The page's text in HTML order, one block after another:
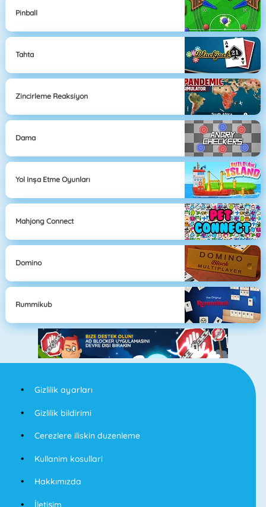
Pinball
Tahta
Zincirleme Reaksiyon
Dama
Yol Inşa Etme Oyunları
Mahjong Connect
Domino
Rummikub
Gizlilik ayarları
Gizlilik bildirimi
Cerezlere iliskin duzenleme
Kullanim kosullari
Hakkımızda
İletişim